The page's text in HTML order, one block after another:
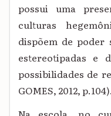
possui uma
culturas
dispõem de poder
estereotipadas e
possibilidades de
GOMES, 2012, p.104).